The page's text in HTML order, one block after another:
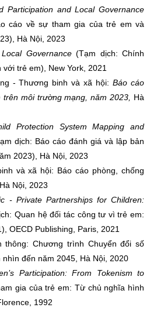
Participation and Local Governance
cáo về sự tham gia của trẻ em và
Hà Nội, 2023
Local Governance(Tạm dịch: Chính
trẻ em), New York, 2021
- Thương binh và xã hội:Báo cáo
môi trường mạng năm 2023
Hà
Protection System Mapping and
dịch: Báo cáo đánh giá và lập bản
2023), Hà Nội, 2023
và xã hội: Báo cáo phòng, chống
Nội, 2023
- Private Partnerships for Children:
Quan hệ đối tác công tư vì trẻ em:
OECD Publishing, Paris, 2021
thông: Chương trình Chuyển đổi số
đến năm 2045, Hà Nội, 2020
Participation: From Tokenism to
gia của trẻ em: Từ chủ nghĩa hình
1992